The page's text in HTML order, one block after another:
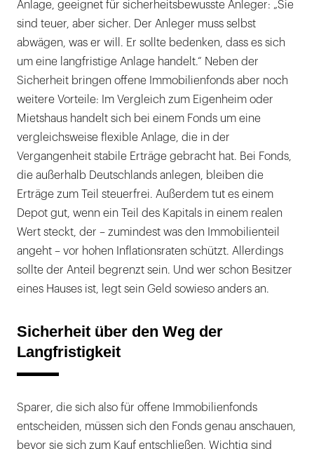
Anlage, geeignet für sicherheitsbewusste Anleger: „Sie
sind teuer, aber sicher. Der Anleger muss selbst
abwägen, was er will. Er sollte bedenken, dass es sich
um eine langfristige Anlage handelt.“ Neben der
Sicherheit bringen offene Immobilienfonds aber noch
weitere Vorteile: Im Vergleich zum Eigenheim oder
Mietshaus handelt sich bei einem Fonds um eine
vergleichsweise flexible Anlage, die in der
Vergangenheit stabile Erträge gebracht hat. Bei Fonds,
die außerhalb Deutschlands anlegen, bleiben die
Erträge zum Teil steuerfrei. Außerdem tut es einem
Depot gut, wenn ein Teil des Kapitals in einem realen
Wert steckt, der – zumindest was den Immobilienteil
angeht – vor hohen Inflationsraten schützt. Allerdings
sollte der Anteil begrenzt sein. Und wer schon Besitzer
eines Hauses ist, legt sein Geld sowieso anders an.
Sicherheit über den Weg der
Langfristigkeit
Sparer, die sich also für offene Immobilienfonds
entscheiden, müssen sich den Fonds genau anschauen,
bevor sie sich zum Kauf entschließen. Wichtig sind